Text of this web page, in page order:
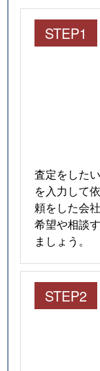
STEP1
査定をした
を入力して
頼をした会
希望や相談
ましょう。
STEP2